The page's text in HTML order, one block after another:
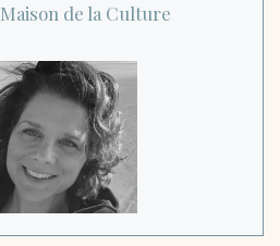
Maison de la Culture